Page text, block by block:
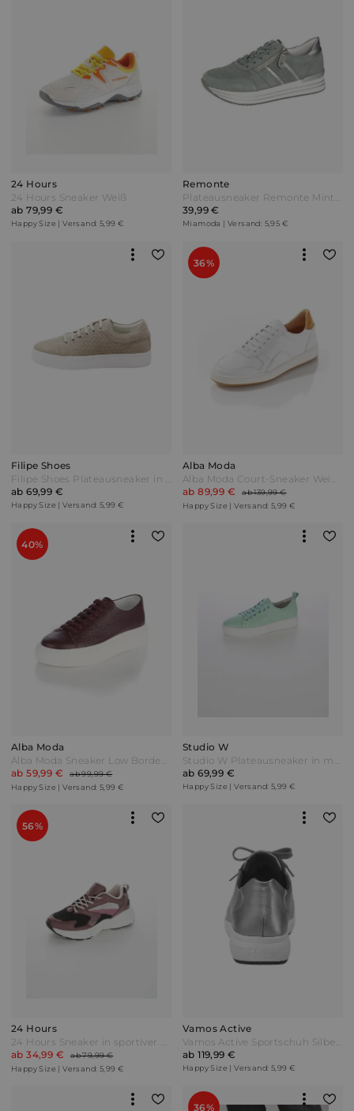
24 Hours
24 Hours Sneaker Weiß
ab 79,99 €
Happy Size | Versand: 5,99 €
Remonte
Plateausneaker Remonte Mintgrün Türkis
39,99 €
Miamoda | Versand: 5,95 €
Filipe Shoes
Filipe Shoes Plateausneaker in wunderschöner Flecht-Optik Sand Beige
ab 69,99 €
Happy Size | Versand: 5,99 €
36%
Alba Moda
Alba Moda Court-Sneaker Weiß/Cognac
ab 89,99 €
ab 139,99 €
Happy Size | Versand: 5,99 €
40%
Alba Moda
Alba Moda Sneaker Low Bordeaux/Weiß Rot
ab 59,99 €
ab 99,99 €
Happy Size | Versand: 5,99 €
Studio W
Studio W Plateausneaker in modischer Optik Hellgrün
ab 69,99 €
Happy Size | Versand: 5,99 €
56%
24 Hours
24 Hours Sneaker in sportiver Optik Lila/Schwarz
ab 34,99 €
ab 79,99 €
Happy Size | Versand: 5,99 €
Vamos Active
Vamos Active Sportschuh Silberfarben
ab 119,99 €
Happy Size | Versand: 5,99 €
36%